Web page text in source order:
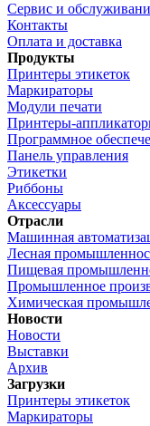
Сервис и
Контакты
Оплата и доставка
Продукты
Принтеры этикеток
Маркираторы
Модули печати
Принтеры-
Программное
Панель управления
Этикетки
Риббоны
Аксессуары
Отрасли
Машинная
Лесная
Пищевая
Промышленное
Химическая
Новости
Новости
Выставки
Архив
Загрузки
Принтеры этикеток
Маркираторы